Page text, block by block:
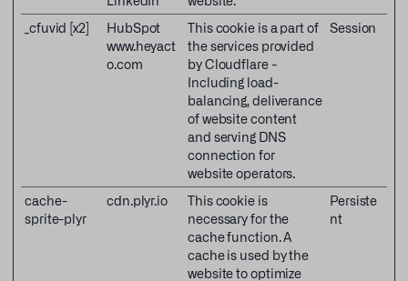
_cfuvid [x2]
HubSpot
www.heyact
o.com
This cookie is a part of
the services provided
by Cloudflare -
Including load-
balancing, deliverance
of website content
and serving DNS
connection for
website operators.
Session
cache-
sprite-plyr
cdn.plyr.io
This cookie is
necessary for the
cache function. A
cache is used by the
website to optimize
Persiste
nt